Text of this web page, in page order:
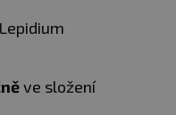
ve složení